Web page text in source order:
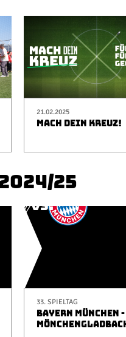
21.02.2025
MACH DEIN KREUZ!
25
33. SPIELTAG
BAYERN MÜNCHEN -